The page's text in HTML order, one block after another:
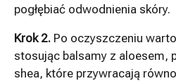
pogłębiać odwodnienia skóry.
Krok 2. Po oczyszczeniu
stosując balsamy z aloesem,
shea, które przywracają